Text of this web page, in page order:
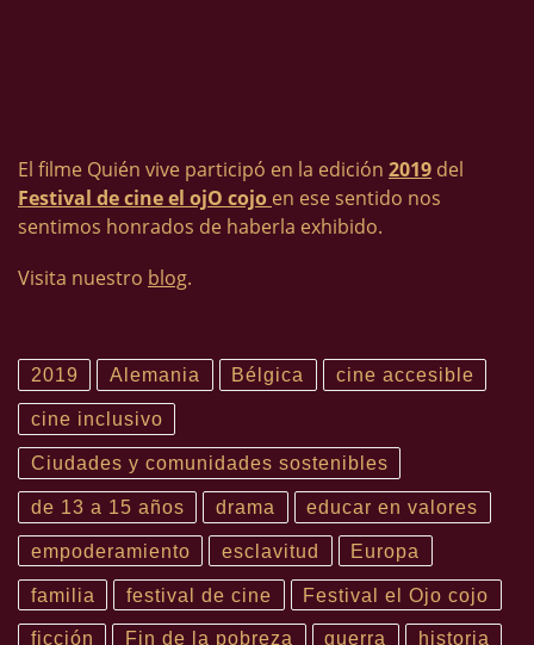
El filme Quién vive participó en la edición 2019 del
Festival de cine el ojO cojo en ese sentido nos
sentimos honrados de haberla exhibido.
Visita nuestro blog.
2019 Alemania Bélgica cine accesible
cine inclusivo
Ciudades y comunidades sostenibles
de 13 a 15 años drama educar en valores
empoderamiento esclavitud Europa
familia festival de cine Festival el Ojo cojo
ficción Fin de la pobreza guerra historia